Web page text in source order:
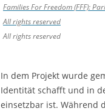
Families For Freedom (FFF):
All rights reserved
All rights reserved
In dem Projekt wurde
Identität schafft und in
einsetzbar ist. Während